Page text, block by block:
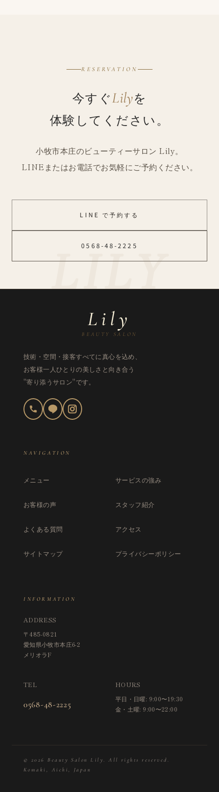
RESERVATION
今すぐLilyを
体験してください。
小牧市本庄のビューティーサロン Lily。
LINEまたはお電話でお気軽にご予約ください。
LINE で予約する
0568-48-2225
Lily
BEAUTY SALON
技術・空間・接客すべてに真心を込め、
お客様一人ひとりの美しさと向き合う
"寄り添うサロン"です。
NAVIGATION
メニュー サービスの強み
お客様の声 スタッフ紹介
よくある質問 アクセス
サイトマップ プライバシーポリシー
INFORMATION
ADDRESS
〒485-0821
愛知県小牧市本庄6-2
メリオラF
TEL
0568-48-2225
HOURS
平日・日曜: 9:00〜19:30
金・土曜: 9:00〜22:00
© 2026 Beauty Salon Lily. All rights reserved.
Komaki, Aichi, Japan